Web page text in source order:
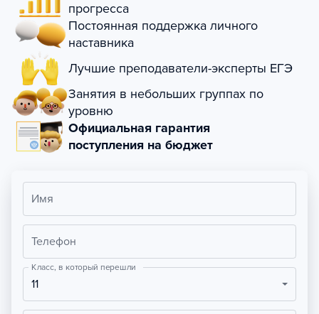
прогресса
Постоянная поддержка личного
наставника
Лучшие преподаватели-эксперты ЕГЭ
Занятия в небольших группах по
уровню
Официальная гарантия
поступления на бюджет
Имя
Телефон
Класс, в который перешли
11